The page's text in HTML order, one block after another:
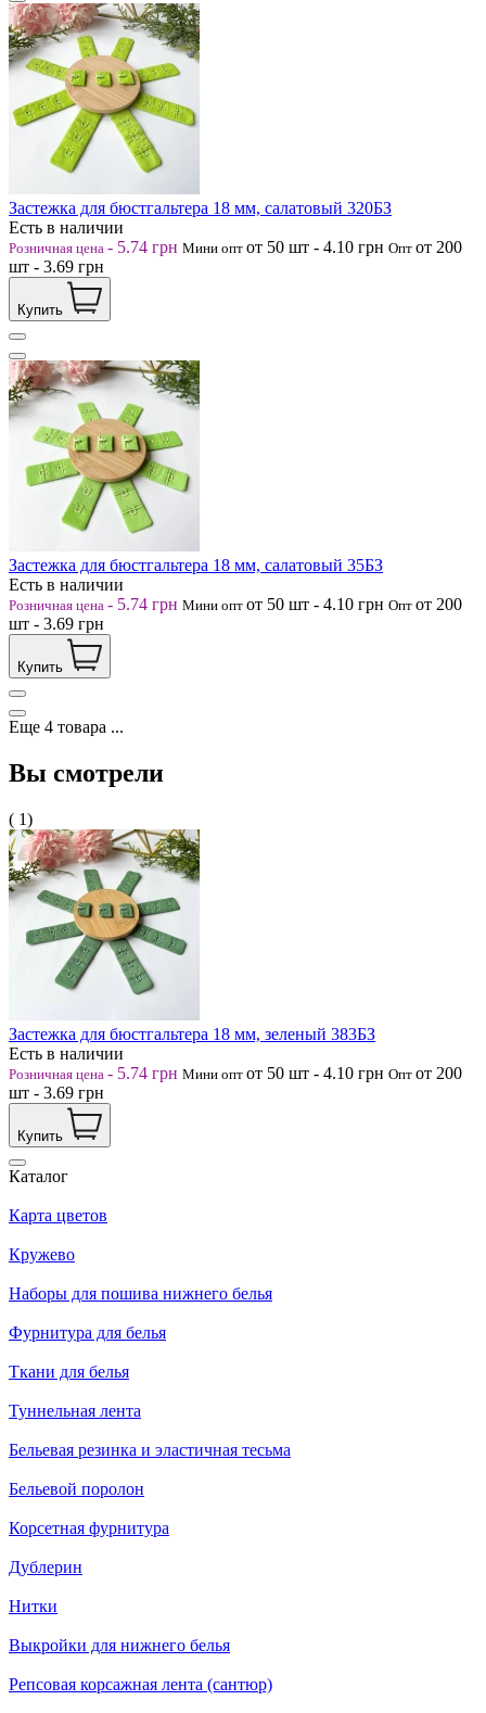
Застежка для бюстгальтера 18 мм, салатовый 320БЗ
Есть в наличии
Розничная цена - 5.74 грн Мини опт от 50 шт - 4.10 грн Опт от 200
шт - 3.69 грн
Купить
Застежка для бюстгальтера 18 мм, салатовый 35БЗ
Есть в наличии
Розничная цена - 5.74 грн Мини опт от 50 шт - 4.10 грн Опт от 200
шт - 3.69 грн
Купить
Еще 4 товара ...
Вы смотрели
( 1)
Застежка для бюстгальтера 18 мм, зеленый 383БЗ
Есть в наличии
Розничная цена - 5.74 грн Мини опт от 50 шт - 4.10 грн Опт от 200
шт - 3.69 грн
Купить
Каталог
Карта цветов
Кружево
Наборы для пошива нижнего белья
Фурнитура для белья
Ткани для белья
Туннельная лента
Бельевая резинка и эластичная тесьма
Бельевой поролон
Корсетная фурнитура
Дублерин
Нитки
Выкройки для нижнего белья
Репсовая корсажная лента (сантюр)